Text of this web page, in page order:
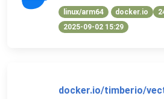
linux/arm64 docker.io
2025-09-02 15:29
docker.io/timberio/